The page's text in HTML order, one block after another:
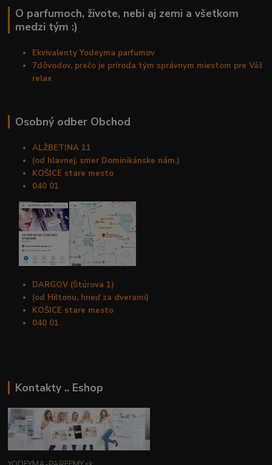
O parfumoch, živote, nebi aj zemi a všetkom
medzi tým :)
Ekvivalenty Yodeyma parfumov
7dôvodov, prečo je príroda tým správnym miestom pre Váš
relax
Osobný odber Obchod
ALŽBETINA 11
(od hlavnej, smer Dominikánske nám.)
KOŠICE stare mesto
040 01
DARGOV (Štúrova 1)
(od Hiltonu, hneď za dverami)
KOŠICE stare mesto
040 01
Kontakty .. Eshop